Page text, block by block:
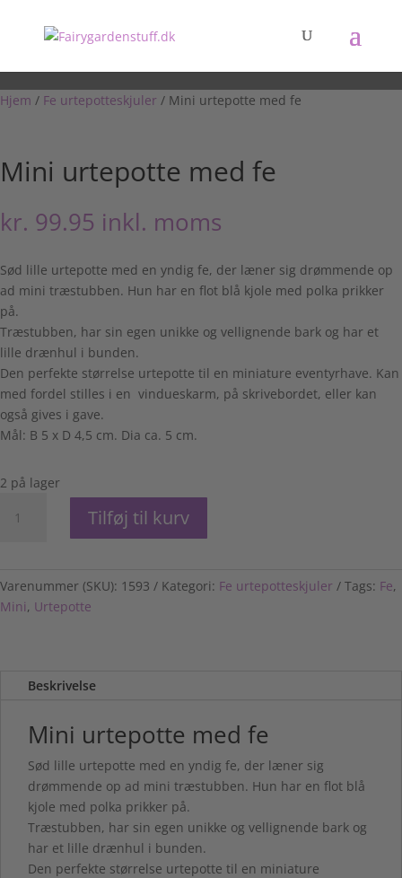
Hjem / Fe urtepotteskjuler / Mini urtepotte med fe
Mini urtepotte med fe
kr. 99.95 inkl. moms
Sød lille urtepotte med en yndig fe, der læner sig drømmende op
ad mini træstubben. Hun har en flot blå kjole med polka prikker
på.
Træstubben, har sin egen unikke og vellignende bark og har et
lille drænhul i bunden.
Den perfekte størrelse urtepotte til en miniature eventyrhave. Kan
med fordel stilles i en vindueskarm, på skrivebordet, eller kan
også gives i gave.
Mål: B 5 x D 4,5 cm. Dia ca. 5 cm.
2 på lager
urtepotte
antal
Tilføj til kurv
Varenummer (SKU): 1593 Kategori: Fe urtepotteskjuler Tags: Fe,
Mini, Urtepotte
Beskrivelse
Mini urtepotte med fe
Sød lille urtepotte med en yndig fe, der læner sig
drømmende op ad mini træstubben. Hun har en flot blå
kjole med polka prikker på.
Træstubben, har sin egen unikke og vellignende bark og
har et lille drænhul i bunden.
Den perfekte størrelse urtepotte til en miniature